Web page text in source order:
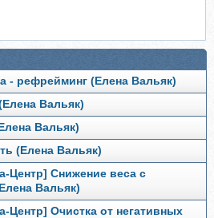
- рефрейминг (Елена Вальяк)
Вальяк)
Вальяк)
(Елена Вальяк)
Центр] Снижение веса с
Вальяк)
Центр] Очистка от негативных